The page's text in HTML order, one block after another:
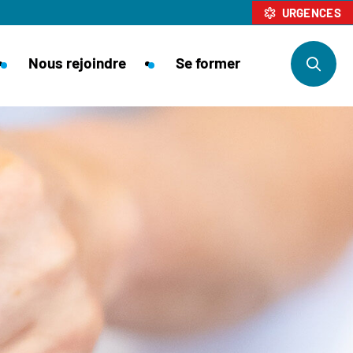
URGENCES
Nous rejoindre Se former